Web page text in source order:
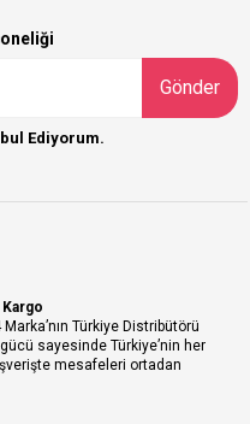
Gönder
Ediyorum.
Kargo
Türkiye Distribütörü
sayesinde Türkiye’nin her
mesafeleri ortadan